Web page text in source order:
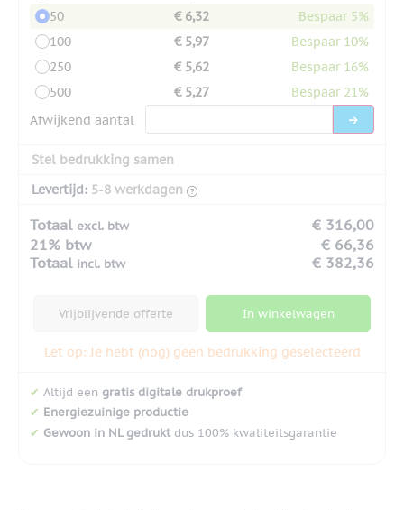
50
€ 6,32
Bespaar 5%
100
€ 5,97
Bespaar 10%
250
€ 5,62
Bespaar 16%
500
€ 5,27
Bespaar 21%
Afwijkend aantal
Stel bedrukking samen
Levertijd: 5-8 werkdagen
Totaal excl. btw
€ 316,00
21% btw
€ 66,36
Totaal incl. btw € 382,36
Vrijblijvende offerte In winkelwagen
Let op: Je hebt (nog) geen bedrukking geselecteerd
✔ Altijd een gratis digitale drukproef
✔ Energiezuinige productie
✔ Gewoon in NL gedruktdus 100% kwaliteitsgarantie